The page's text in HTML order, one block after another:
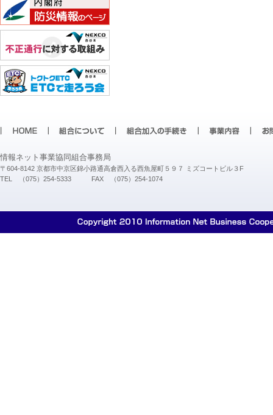
情報ネット事業協同組合事務局
〒604-8142 京都市中京区錦小路通高倉西入る西魚屋町５９７ ミズコートビル３F
TEL （075）254-5333 FAX （075）254-1074